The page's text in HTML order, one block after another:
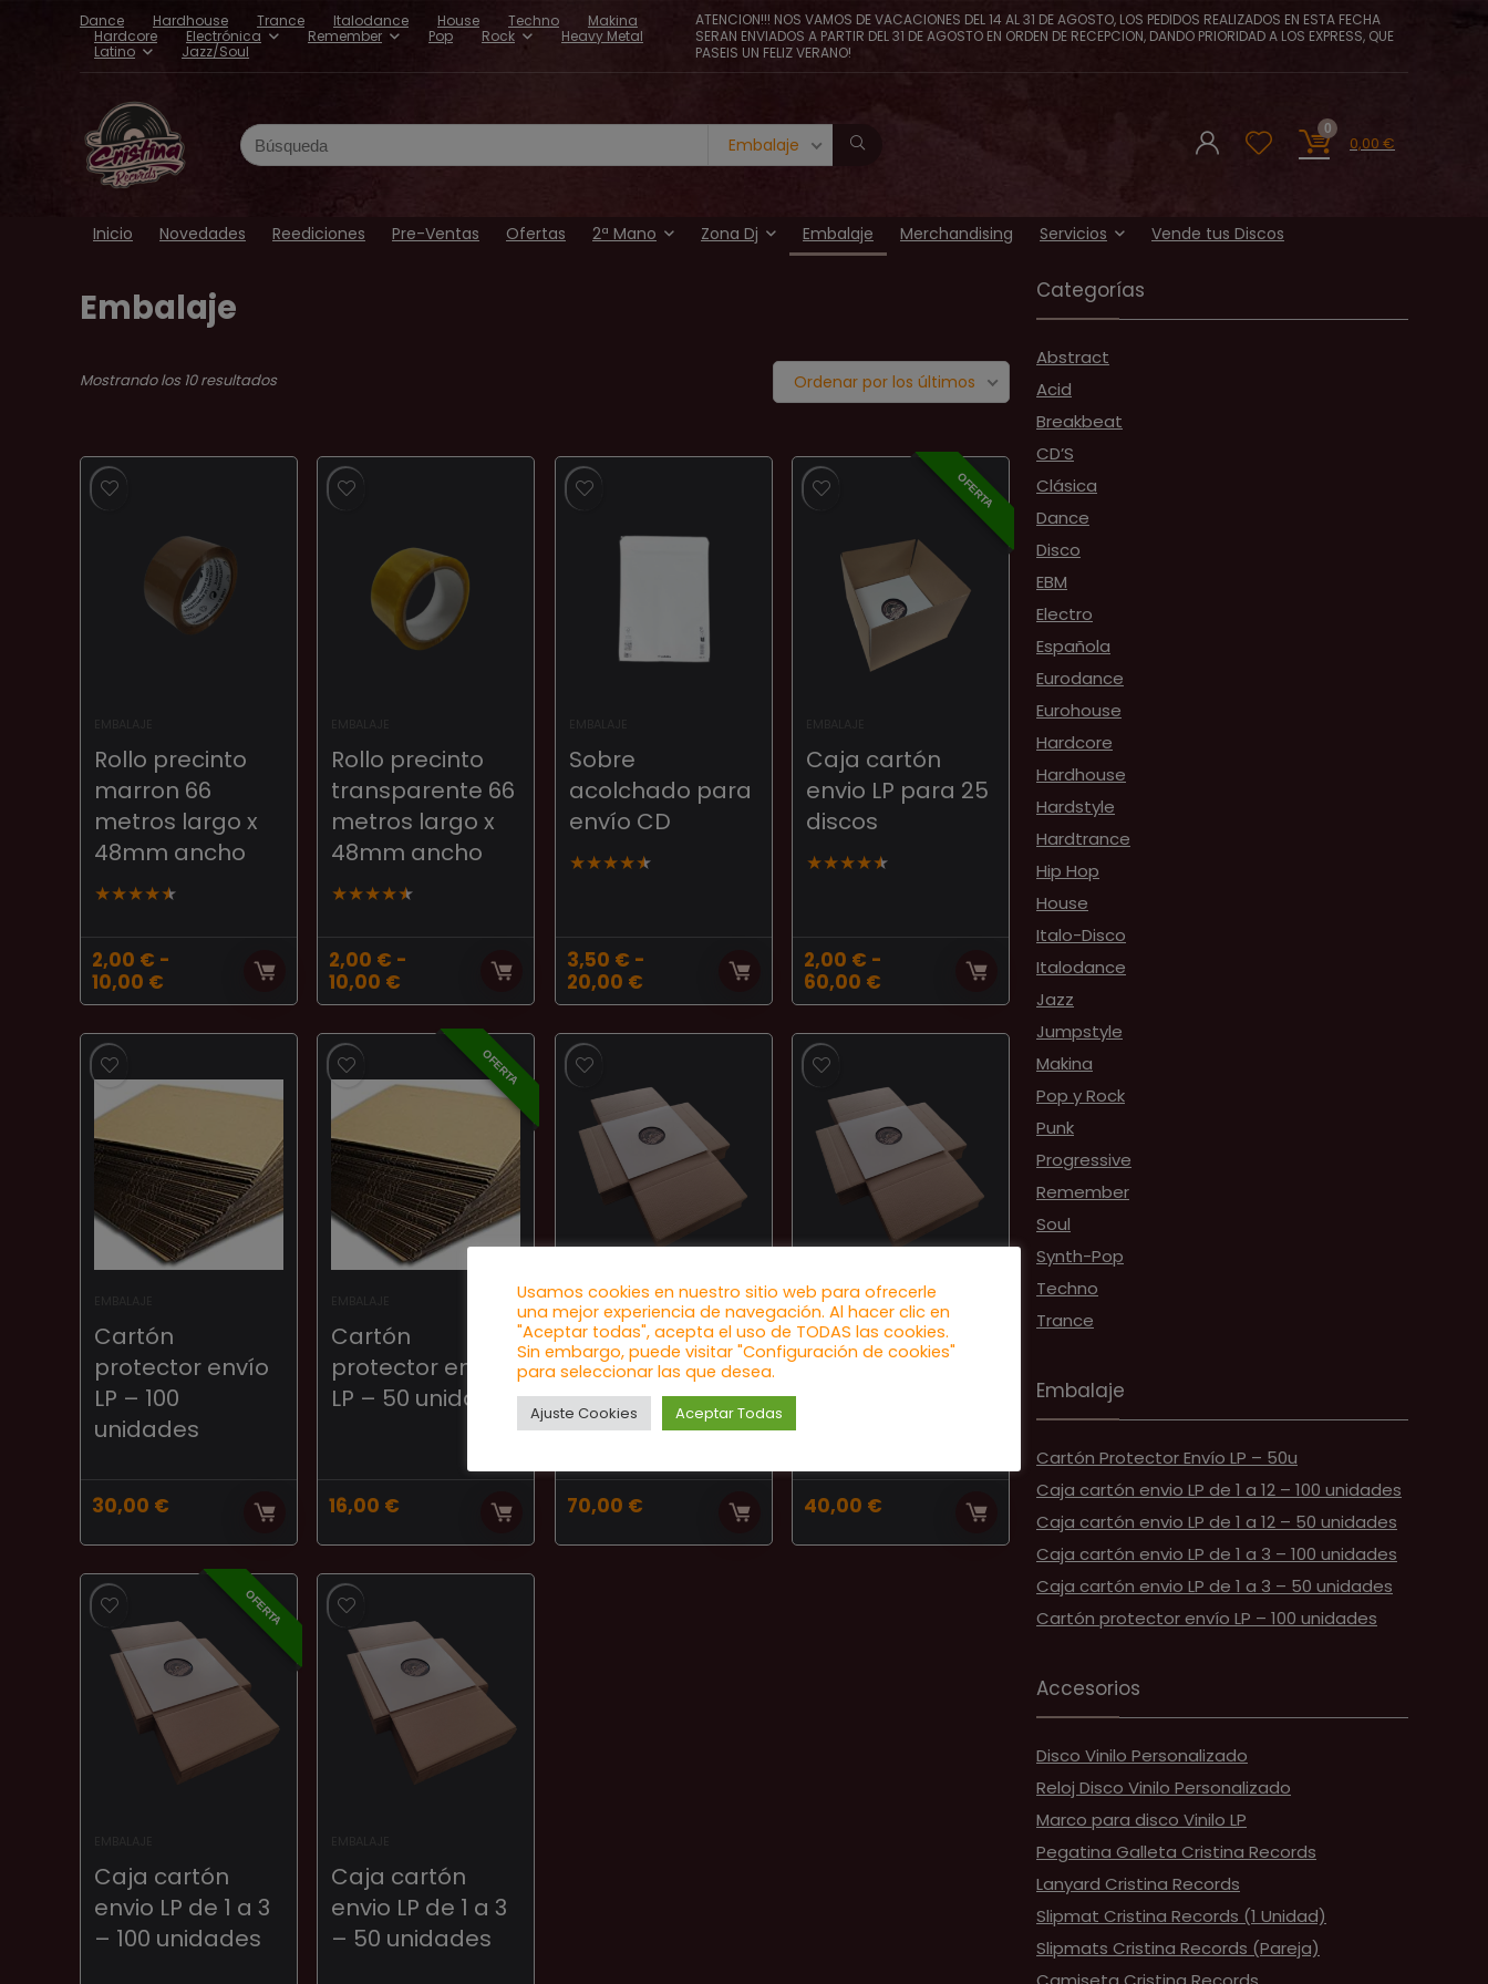
Dance Hardhouse Trance Italodance House Techno
Makina
Hardcore
Electrónica Remember Pop Rock
Heavy Metal
Latino
Jazz/Soul
ATENCION!!! NOS VAMOS DE VACACIONES DEL 14 AL 31 DE AGOSTO, LOS PEDIDOS REALIZADOS EN ESTA FECHA
SERAN ENVIADOS A PARTIR DEL 31 DE AGOSTO EN ORDEN DE RECEPCION, DANDO PRIORIDAD A LOS EXPRESS, QUE
PASEIS UN FELIZ VERANO!
Search
for:
Embalaje
0
0,00 €
Inicio Novedades Reediciones Pre-Ventas Ofertas 2ª Mano Zona Dj Embalaje Merchandising Servicios Vende tus Discos
Embalaje
Mostrando los 10 resultadosOrdenado
Ordenar por los últimos
Rollo precinto
marron 66
metros largo x
48mm ancho
★★★★★
2,00 € -
10,00 €
de
hasta
Rollo precinto
transparente 66
metros largo x
48mm ancho
★★★★★
2,00 € -
10,00 €
de
precios:
desde
hasta
Sobre
acolchado para
envío CD
★★★★★
3,50 € -
20,00 €Rango
de
hasta
20,00 €
OFERTA
Caja cartón
envio LP para 25
discos
★★★★★
2,00 € -
60,00 €Rango
de
hasta
60,00 €
Cartón
protector envío
LP – 100
unidades
30,00 €
OFERTA
Cartón
protector envío
LP – 50 unidades
16,00 €
EMBALAJE
Caja cartón
envio LP de 1 a 12
– 100 unidades
70,00 €
EMBALAJE
Caja cartón
envio LP de 1 a 12
40,00 €
OFERTA
Caja cartón
envio LP de 1 a 3
– 100 unidades
Caja cartón
envio LP de 1 a 3
– 50 unidades
Categorías
Abstract
Acid
Breakbeat
CD’S
Clásica
Dance
Disco
EBM
Electro
Española
Eurodance
Eurohouse
Hardcore
Hardhouse
Hardstyle
Hardtrance
Hip Hop
House
Italo-Disco
Italodance
Jazz
Jumpstyle
Makina
Pop y Rock
Punk
Progressive
Remember
Soul
Synth-Pop
Techno
Trance
Embalaje
Cartón Protector Envío LP – 50u
Caja cartón envio LP de 1 a 12 – 100 unidades
Caja cartón envio LP de 1 a 12 – 50 unidades
Caja cartón envio LP de 1 a 3 – 100 unidades
Caja cartón envio LP de 1 a 3 – 50 unidades
Cartón protector envío LP – 100 unidades
Accesorios
Disco Vinilo Personalizado
Reloj Disco Vinilo Personalizado
Marco para disco Vinilo LP
Pegatina Galleta Cristina Records
Lanyard Cristina Records
Slipmat Cristina Records (1 Unidad)
Slipmats Cristina Records (Pareja)
Usamos cookies en nuestro sitio web para ofrecerle
una mejor experiencia de navegación. Al hacer clic en
"Aceptar todas", acepta el uso de TODAS las cookies.
Sin embargo, puede visitar "Configuración de cookies"
para seleccionar las que desea.
Ajuste Cookies Aceptar Todas